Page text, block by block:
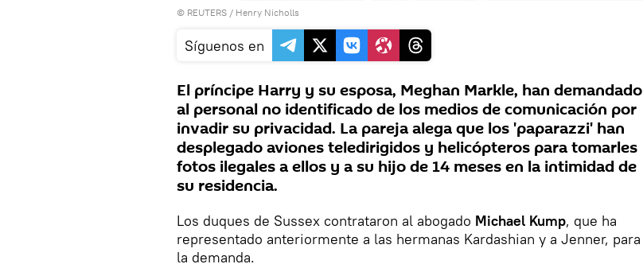
© REUTERS / Henry Nicholls
Síguenos en
El príncipe Harry y su esposa, Meghan Markle, han demandado
al personal no identificado de los medios de comunicación por
invadir su privacidad. La pareja alega que los 'paparazzi' han
desplegado aviones teledirigidos y helicópteros para tomarles
fotos ilegales a ellos y a su hijo de 14 meses en la intimidad de
su residencia.
Los duques de Sussex contrataron al abogado Michael Kump, que ha
representado anteriormente a las hermanas Kardashian y a Jenner, para
la demanda.